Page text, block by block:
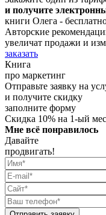
и получите
книги Олега -
Авторские
увеличат продажи и
заказать
Книга
про маркетинг
Отправьте заявку на
и получите скидку
заполните форму
Скидка 10% на 1-ый
Мне всё понравилось
Давайте
продвигать!